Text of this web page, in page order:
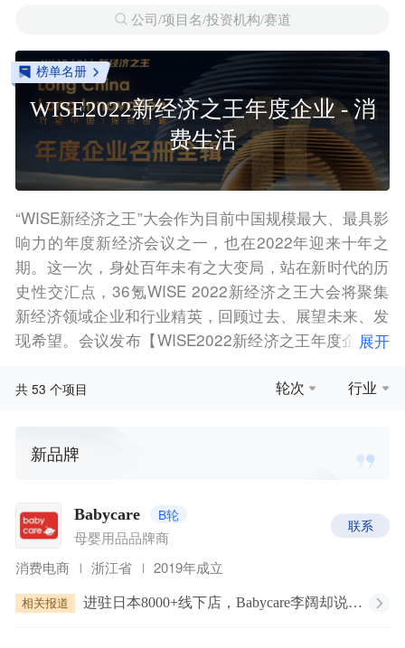
公司/项目名/投资机构/赛道
榜单名册
WISE2022新经济之王年度企业 - 消
费生活
“WISE新经济之王”大会作为目前中国规模最大、最具影
响力的年度新经济会议之一，也在2022年迎来十年之
期。这一次，身处百年未有之大变局，站在新时代的历
史性交汇点，36氪WISE 2022新经济之王大会将聚集
新经济领域企业和行业精英，回顾过去、展望未来、发
现希望。会议发布【WISE2022新经济之王年度企业名
展开
轮次 行业
共53 个项目
新品牌
Babycare B轮
母婴用品品牌商
联系
消费电商 浙江省 2019年成立
相关报道 进驻日本8000+线下店，Babycare李阔却说不要“激情出海”｜厚雪专访